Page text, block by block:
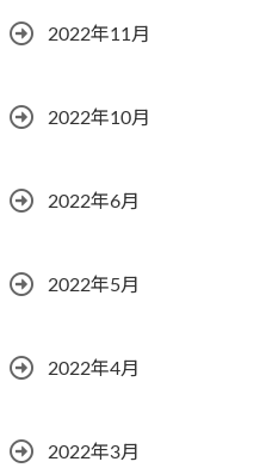
2022年11月
2022年10月
2022年6月
2022年5月
2022年4月
2022年3月